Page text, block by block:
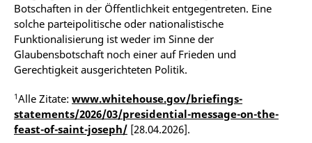
Botschaften in der Öffentlichkeit entgegentreten. Eine
solche parteipolitische oder nationalistische
Funktionalisierung ist weder im Sinne der
Glaubensbotschaft noch einer auf Frieden und
Gerechtigkeit ausgerichteten Politik.
1Alle Zitate: www.whitehouse.gov/briefings-
statements/2026/03/presidential-message-on-the-
feast-of-saint-joseph/ [28.04.2026].